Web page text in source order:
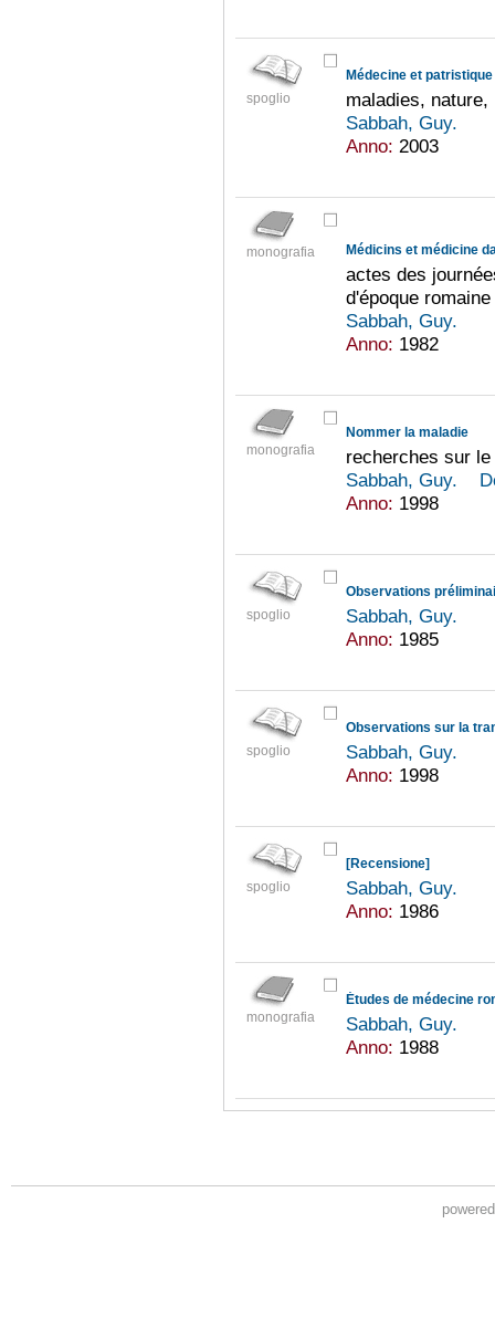
spoglio
Médecine et patristique
maladies, nature,
Sabbah, Guy.
Anno: 2003
monografia Médicins et médicine
actes des
d'époque
Sabbah, Guy.
Anno: 1982
monografia
Nommer la maladie
recherches sur
Sabbah, Guy.
Anno: 1998
spoglio
Sabbah, Guy.
Anno: 1985
spoglio
Observations sur la
Sabbah, Guy.
Anno: 1998
spoglio
[Recensione]
Sabbah, Guy.
Anno: 1986
monografia
Études de médecine
Sabbah, Guy.
Anno: 1988